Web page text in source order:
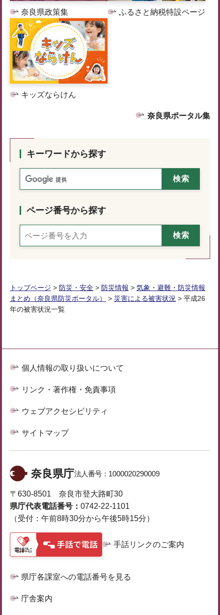
奈良県政策集 ふるさと納税特設ページ
キッズならけん
奈良県ポータル集
キーワードから探す
ページ番号から探す
トップページ > 防災・安全 > 防災情報 > 気象・避難・防災情報
まとめ（奈良県防災ポータル）
> 災害による被害状況 > 平成26
年の被害状況一覧
個人情報の取り扱いについて
リンク・著作権・免責事項
ウェブアクセシビリティ
サイトマップ
奈良県庁法人番号： 1000020290009
〒630-8501 奈良市登大路町30
県庁代表電話番号： 0742-22-1101
（受付：午前8時30分から午後5時15分）
手話リンクのご案内
県庁各課室への電話番号を見る
庁舎案内